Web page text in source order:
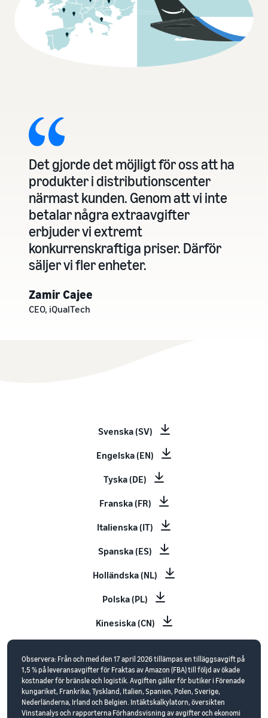
Det gjorde det möjligt för oss att ha
produkter i distributionscenter
närmast kunden. Genom att vi inte
betalar några extraavgifter
erbjuder vi extremt
konkurrenskraftiga priser. Därför
säljer vi fler enheter.
Zamir Cajee
CEO, iQualTech
Svenska (SV)
Engelska (EN)
Tyska (DE)
Franska (FR)
Italienska (IT)
Spanska (ES)
Holländska (NL)
Polska (PL)
Kinesiska (CN)
Observera: Från och med den 17 april 2026 tillämpas en tilläggsavgift på
1,5 % på leveransavgifter för Fraktas av Amazon (FBA) till följd av ökade
kostnader för bränsle och logistik. Avgiften gäller för butiker i Förenade
kungariket, Frankrike, Tyskland, Italien, Spanien, Polen, Sverige,
Nederländerna, Irland och Belgien. Intäktskalkylatorn, översikten
Vinstanalys och rapporterna Förhandsvisning av avgifter och ekonomi